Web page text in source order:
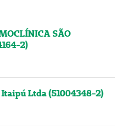
SÃO
2)
Ltda (51004348-2)